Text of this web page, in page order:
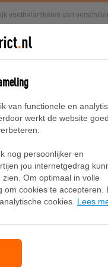
voetbalartikelen van
voor
bij PUMA
van functionele en
werkt de website
nog persoonlijker en
jou internetgedrag
Om optimaal in volle
om cookies te accepteren.
cookies. Lees